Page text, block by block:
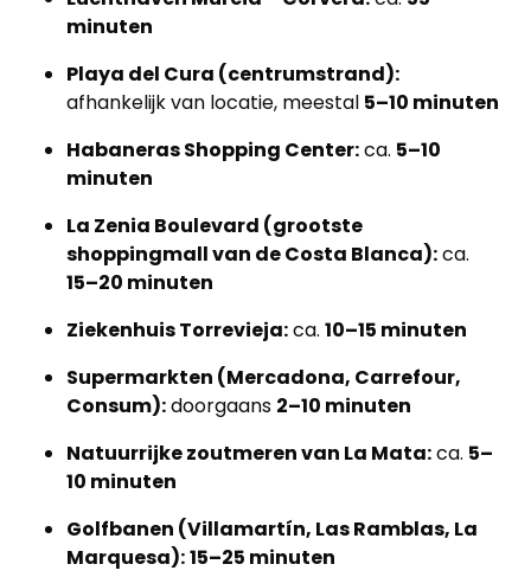
minuten
Playa del Cura (centrumstrand):
afhankelijk van locatie, meestal 5–10 minuten
Habaneras Shopping Center:ca. 5–10
minuten
La Zenia Boulevard (grootste
shoppingmall van de Costa Blanca):ca.
15–20 minuten
Ziekenhuis Torrevieja:ca. 10–15 minuten
Supermarkten (Mercadona, Carrefour,
Consum):doorgaans 2–10 minuten
Natuurrijke zoutmeren van La Mata:ca. 5–
10 minuten
Golfbanen (Villamartín, Las Ramblas, La
Marquesa):15–25 minuten